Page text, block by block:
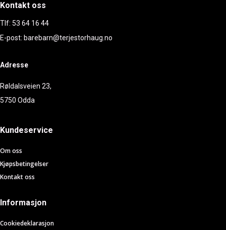
Kontakt oss
Tlf: 53 64 16 44
E-post: barebarn@terjestorhaug.no
Adresse
Røldalsveien 23,
5750 Odda
Kundeservice
Om oss
Kjøpsbetingelser
Kontakt oss
Informasjon
Cookiedeklarasjon